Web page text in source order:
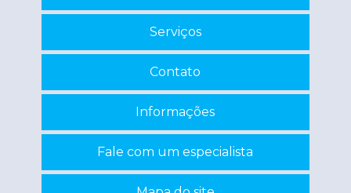
Recuperação de circuitos eletrônicos
Recuperação de componentes eletrônicos
Reparo em equipamentos eletrônicos
Serviços
Contato
Informações
Fale com um especialista